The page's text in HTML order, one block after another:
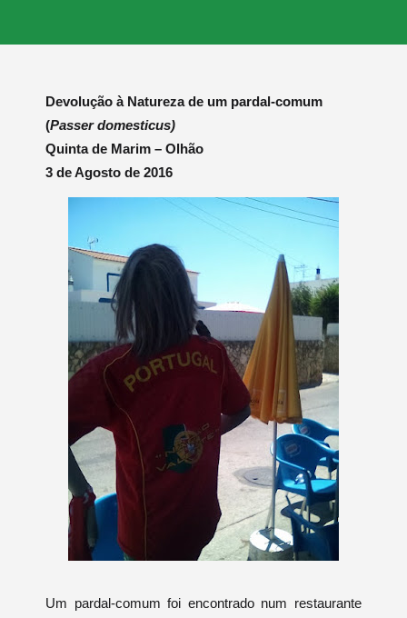
Devolução à Natureza de um pardal-comum
(Passer domesticus)
Quinta de Marim – Olhão
3 de Agosto de 2016
Um pardal-comum foi encontrado num restaurante